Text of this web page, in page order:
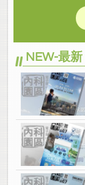
NEW-最新